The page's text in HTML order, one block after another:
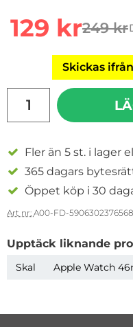
rea pris
129 kr249 kr
Skickas
Fler än 5 st. i lager
365 dagars
Öppet köp i 30
Art nr: A00-FD-5906302376568
Upptäck liknande
Skal Apple Watch